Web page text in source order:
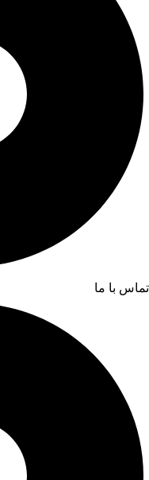
تماس با ما